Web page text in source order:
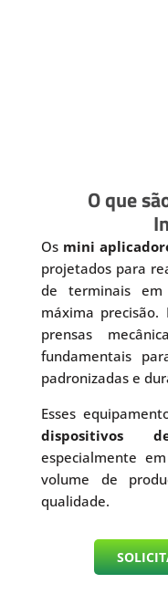
O que
Os mini
projetados para
de terminais
máxima
prensas
fundamentais
padronizadas e
Esses
dispositivos
especialmente
volume de
qualidade.